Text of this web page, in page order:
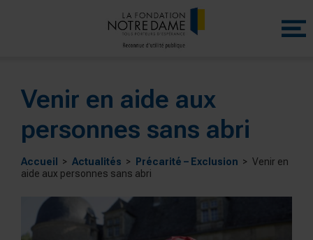
Menu
Venir en aide aux
personnes sans abri
Accueil Actualités Précarité – Exclusion
Venir en
aide aux personnes sans abri